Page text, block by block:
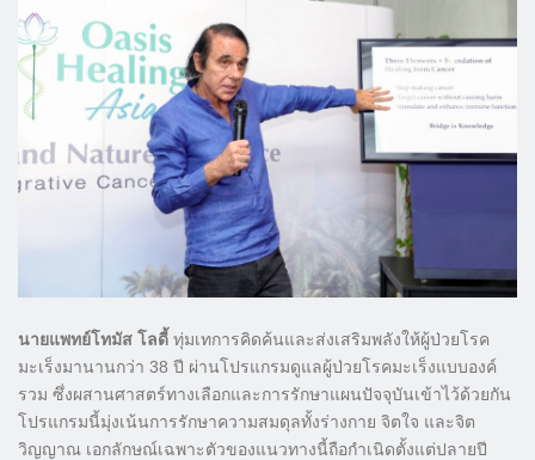
นายแพทย์โทมัส โลดี้ ทุ่มเทการคิดค้นและส่งเสริมพลังให้ผู้ป่วยโรค
มะเร็งมานานกว่า 38 ปี ผ่านโปรแกรมดูแลผู้ป่วยโรคมะเร็งแบบองค์
รวม ซึ่งผสานศาสตร์ทางเลือกและการรักษาแผนปัจจุบันเข้าไว้ด้วยกัน
โปรแกรมนี้มุ่งเน้นการรักษาความสมดุลทั้งร่างกาย จิตใจ และจิต
วิญญาณ เอกลักษณ์เฉพาะตัวของแนวทางนี้ถือกำเนิดตั้งแต่ปลายปี